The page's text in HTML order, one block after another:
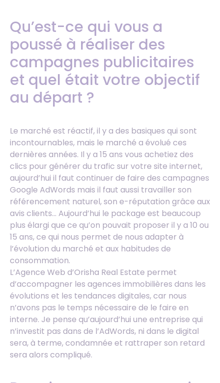
Qu’est-ce qui vous a
poussé à réaliser des
campagnes publicitaires
et quel était votre objectif
au départ ?
Le marché est réactif, il y a des basiques qui sont
incontournables, mais le marché a évolué ces
dernières années. Il y a 15 ans vous achetiez des
clics pour générer du trafic sur votre site internet,
aujourd’hui il faut continuer de faire des campagnes
Google AdWords mais il faut aussi travailler son
référencement naturel, son e-réputation grâce aux
avis clients… Aujourd’hui le package est beaucoup
plus élargi que ce qu’on pouvait proposer il y a 10 ou
15 ans, ce qui nous permet de nous adapter à
l’évolution du marché et aux habitudes de
consommation.
L’Agence Web d’Orisha Real Estate permet
d’accompagner les agences immobilières dans les
évolutions et les tendances digitales, car nous
n’avons pas le temps nécessaire de le faire en
interne. Je pense qu’aujourd’hui une entreprise qui
n’investit pas dans de l’AdWords, ni dans le digital
sera, à terme, condamnée et rattraper son retard
sera alors compliqué.